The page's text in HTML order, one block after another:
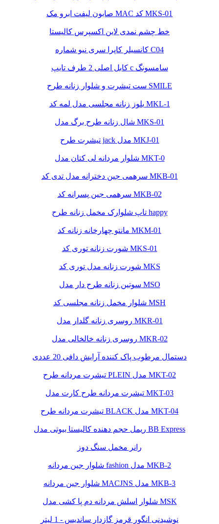
صابون لیفت ابرو مک MAC کد MKS-01
خط چشم نمدی لاین اکسپرس کالیستا
کانسیلر کاپرا سری نیو شماره C04
کابل اصلی 2 طرف تایپ c سامسونگ
ست تیشرت و شلوار زنانه طرح SMILE
بلوز زنانه مجلسی مدل لمه کد MKL-1
شال زنانه طرح برگ مدل MKS-01
تیشرت طرح jack مدل MKJ-01
شلوار مردانه لی کتان مدل MKT-0
سرهمی جین دخترانه مدل تدی کد MKB-01
سرهمی جین پسرانه کد MKB-02
تاپ شلوارک مخمل زنانه طرح happy
مانتو چهارخانه زنانه کد MKM-01
شورت زنانه توری کد MKS-01
شورت زنانه مدل توری کد MKS
سوتین زنانه طرح دار مدل MSO
شلوار مخمل زنانه مجلسی کد MSH
روسری زنانه گلدار مدل MKR-01
روسری زنانه خالخالی مدل MKR-02
دستمال مرطوب پاک کننده آرایش دافی 20 عددی
تیشرت مردانه طرح PLEIN مدل MKT-02
تیشرت مردانه طرح کارت مدل MKT-03
تیشرت مردانه طرح BLACK مدل MKT-04
ریمل حجم دهنده کالیستا بیوتی مدل BB Express
رانر مخمل سنگ دوز
شلوار جین مردانه fashion مدل MKB-2
شلوار جین مردانه MACJNS مدل MKB-3
شلوار اسلش مردانه دم پا کشی مدل MSK
نوشیدنی انگور قرمز گازدار ساندیس - 1 لیتر